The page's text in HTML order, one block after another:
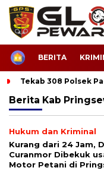
HOMEBERITA
Tekab 308 Polsek
Berita Kab
Hukum dan Kriminal
Kurang dari 24 Jam,
Curanmor Dibekuk
Motor Petani di